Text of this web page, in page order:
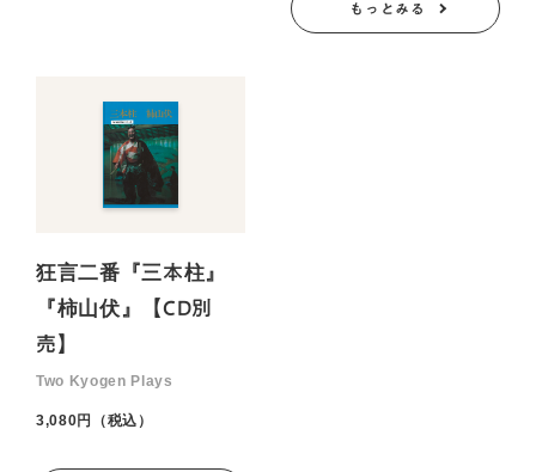
もっとみる
狂言二番『三本柱』
『柿山伏』【CD別
売】
Two Kyogen Plays
3,080円（税込）